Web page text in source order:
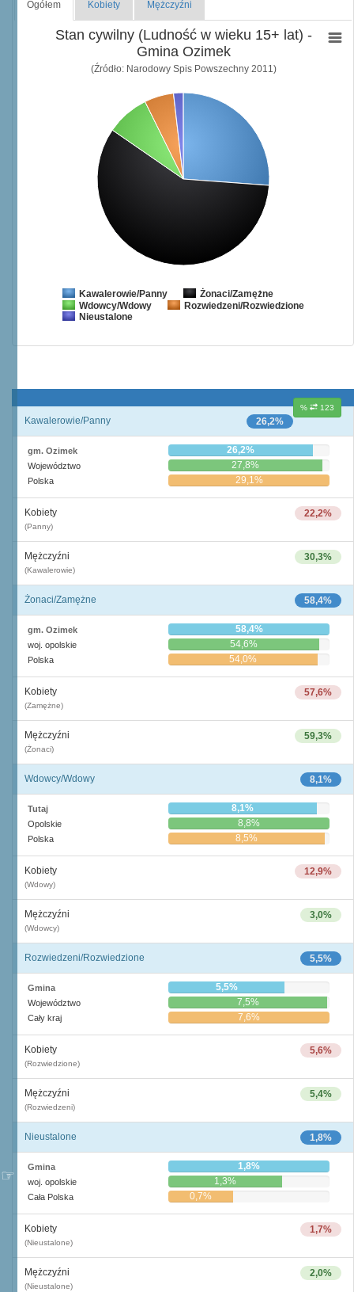
Ogółem Kobiety Mężczyźni
Stan cywilny (Ludność w wieku 15+ lat) -
Gmina Ozimek
(Źródło: Narodowy Spis Powszechny 2011)
Kawalerowie/Panny Żonaci/Zamężne
Wdowcy/Wdowy
Rozwiedzeni/Rozwiedzione
Nieustalone
% 123
26,2%
Kawalerowie/Panny
gm. Ozimek 26,2%
Województwo 27,8%
Polska 29,1%
22,2%
Kobiety
(Panny)
30,3%
Mężczyźni
(Kawalerowie)
58,4%
Żonaci/Zamężne
gm. Ozimek 58,4%
woj. opolskie 54,6%
Polska 54,0%
57,6%
Kobiety
(Zamężne)
59,3%
Mężczyźni
(Żonaci)
8,1%
Wdowcy/Wdowy
Tutaj 8,1%
Opolskie 8,8%
Polska 8,5%
12,9%
Kobiety
(Wdowy)
3,0%
Mężczyźni
(Wdowcy)
5,5%
Rozwiedzeni/Rozwiedzione
Gmina 5,5%
Województwo 7,5%
Cały kraj 7,6%
5,6%
Kobiety
(Rozwiedzione)
5,4%
Mężczyźni
(Rozwiedzeni)
1,8%
Nieustalone
Gmina 1,8%
woj. opolskie 1,3%
Cała Polska 0,7%
1,7%
Kobiety
(Nieustalone)
2,0%
Mężczyźni
(Nieustalone)